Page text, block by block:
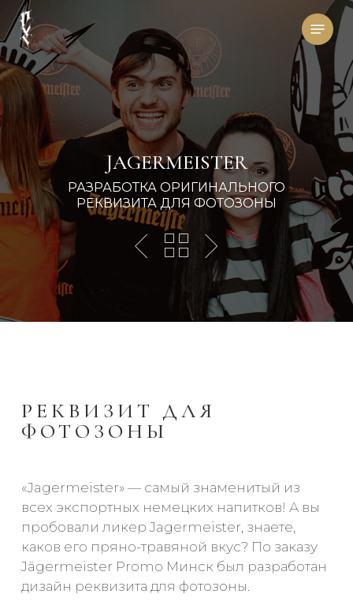
Skip
to
main
content
Menu
JAGERMEISTER
РАЗРАБОТКА ОРИГИНАЛЬНОГО
РЕКВИЗИТА ДЛЯ ФОТОЗОНЫ
РЕКВИЗИТ ДЛЯ
ФОТОЗОНЫ
«Jagermeister» — самый знаменитый из
всех экспортных немецких напитков! А вы
пробовали ликер Jagermeister, знаете,
каков его пряно-травяной вкус? По заказу
Jägermeister Promo Минск был разработан
дизайн реквизита для фотозоны.